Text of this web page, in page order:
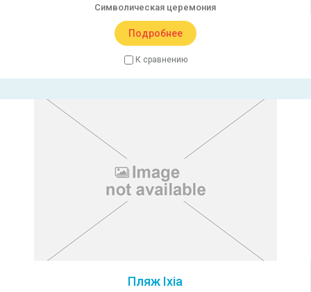
Символическая церемония
Подробнее
К сравнению
Пляж Ixia